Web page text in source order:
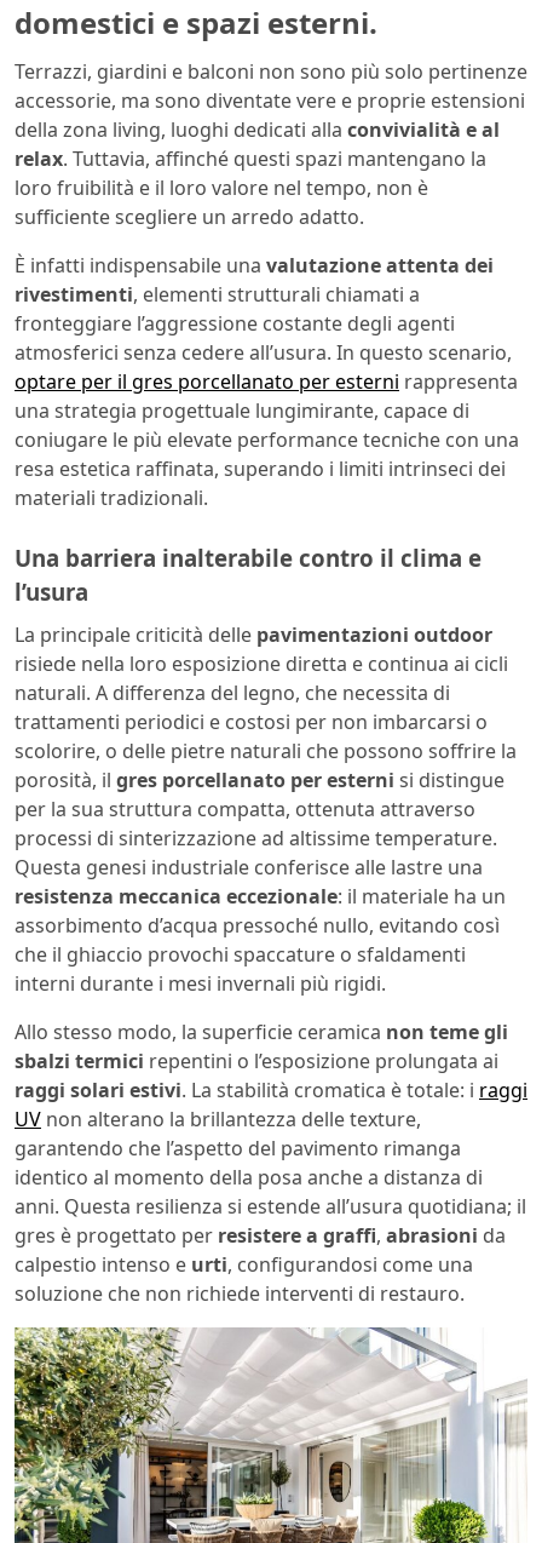
domestici e spazi esterni.
Terrazzi, giardini e balconi non sono più solo pertinenze
accessorie, ma sono diventate vere e proprie estensioni
della zona living, luoghi dedicati alla convivialità e al
relax. Tuttavia, affinché questi spazi mantengano la
loro fruibilità e il loro valore nel tempo, non è
sufficiente scegliere un arredo adatto.
È infatti indispensabile una valutazione attenta dei
rivestimenti, elementi strutturali chiamati a
fronteggiare l’aggressione costante degli agenti
atmosferici senza cedere all’usura. In questo scenario,
optare per il gres porcellanato per esterni rappresenta
una strategia progettuale lungimirante, capace di
coniugare le più elevate performance tecniche con una
resa estetica raffinata, superando i limiti intrinseci dei
materiali tradizionali.
Una barriera inalterabile contro il clima e
l’usura
La principale criticità delle pavimentazioni outdoor
risiede nella loro esposizione diretta e continua ai cicli
naturali. A differenza del legno, che necessita di
trattamenti periodici e costosi per non imbarcarsi o
scolorire, o delle pietre naturali che possono soffrire la
porosità, il gres porcellanato per esterni si distingue
per la sua struttura compatta, ottenuta attraverso
processi di sinterizzazione ad altissime temperature.
Questa genesi industriale conferisce alle lastre una
resistenza meccanica eccezionale: il materiale ha un
assorbimento d’acqua pressoché nullo, evitando così
che il ghiaccio provochi spaccature o sfaldamenti
interni durante i mesi invernali più rigidi.
Allo stesso modo, la superficie ceramica non teme gli
sbalzi termici repentini o l’esposizione prolungata ai
raggi solari estivi. La stabilità cromatica è totale: i raggi
UV non alterano la brillantezza delle texture,
garantendo che l’aspetto del pavimento rimanga
identico al momento della posa anche a distanza di
anni. Questa resilienza si estende all’usura quotidiana; il
gres è progettato per resistere a graffi, abrasioni da
calpestio intenso e urti, configurandosi come una
soluzione che non richiede interventi di restauro.